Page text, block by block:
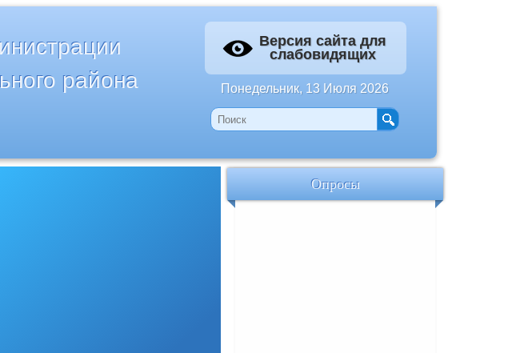
района
Версия сайта для
слабовидящих
Понедельник, 13 Июля 2026
Опросы